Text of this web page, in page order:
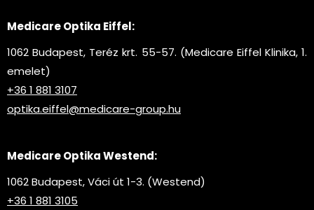
Medicare Optika Eiffel:
1062 Budapest, Teréz krt. 55-57. (Medicare Eiffel Klinika, 1.
emelet)
+36 1 881 3107
optika.eiffel@medicare-group.hu
Medicare Optika Westend:
1062 Budapest, Váci út 1-3. (Westend)
+36 1 881 3105